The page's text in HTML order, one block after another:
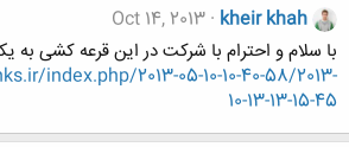
kheir khah
Oct 14, 2013
با سلام و احترام با شرکت در این قرعه کشی
index.php/2013-05-10-10-40-58/2013-
10-13-13-15-45